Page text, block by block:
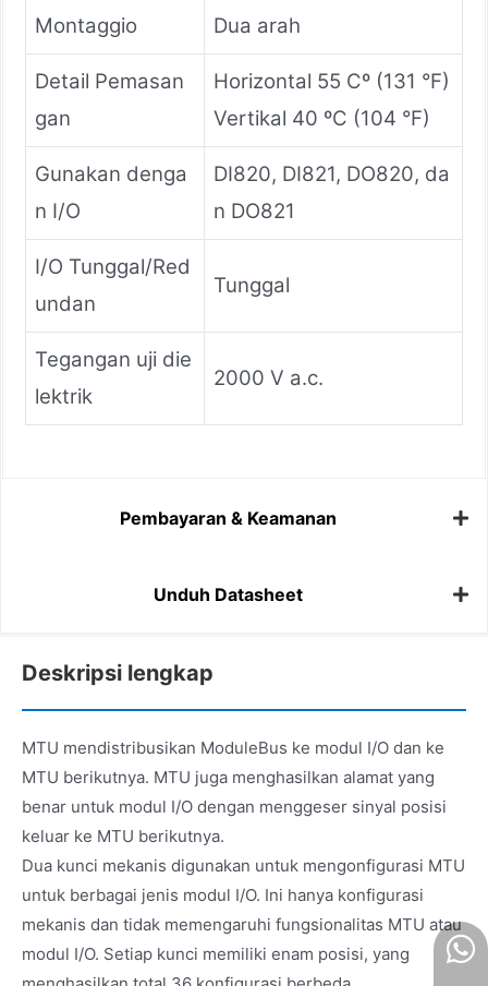
Montaggio Dua arah
Detail Pemasan
gan
Horizontal 55 Cº (131 °F)
Vertikal 40 ºC (104 °F)
Gunakan denga
n I/O
DI820, DI821, DO820, da
n DO821
I/O Tunggal/Red
undan
Tunggal
Tegangan uji die
lektrik
2000 V a.c.
Pembayaran & Keamanan
Unduh Datasheet
Deskripsi lengkap
MTU mendistribusikan ModuleBus ke modul I/O dan ke
MTU berikutnya. MTU juga menghasilkan alamat yang
benar untuk modul I/O dengan menggeser sinyal posisi
keluar ke MTU berikutnya.
Dua kunci mekanis digunakan untuk mengonfigurasi MTU
untuk berbagai jenis modul I/O. Ini hanya konfigurasi
mekanis dan tidak memengaruhi fungsionalitas MTU atau
modul I/O. Setiap kunci memiliki enam posisi, yang